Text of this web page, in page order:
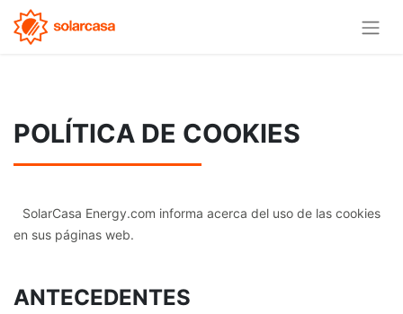
POLÍTICA DE COOKIES
SolarCasa Energy.com informa acerca del uso de las cookies
en sus páginas web.
ANTECEDENTES